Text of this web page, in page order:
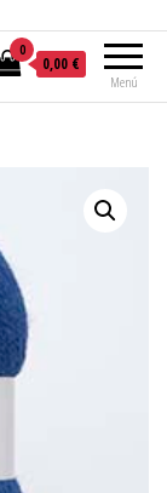
Menú
0
0,00 €